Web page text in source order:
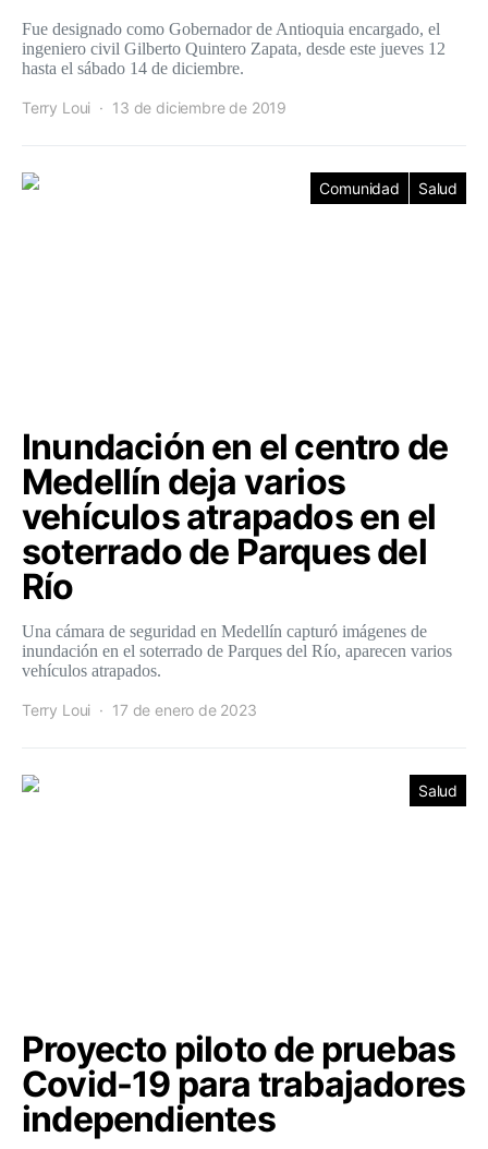
Fue designado como Gobernador de Antioquia encargado, el
ingeniero civil Gilberto Quintero Zapata, desde este jueves 12
hasta el sábado 14 de diciembre.
Terry Loui 13 de diciembre de 2019
Comunidad Salud
Inundación en el centro de
Medellín deja varios
vehículos atrapados en el
soterrado de Parques del
Río
Una cámara de seguridad en Medellín capturó imágenes de
inundación en el soterrado de Parques del Río, aparecen varios
vehículos atrapados.
Terry Loui 17 de enero de 2023
Salud
Proyecto piloto de pruebas
Covid-19 para trabajadores
independientes